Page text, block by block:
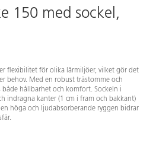
150 med sockel,
flexibilitet för olika lärmiljöer, vilket gör det
behov. Med en robust trästomme och
hållbarhet och komfort. Sockeln i
indragna kanter (1 cm i fram och bakkant)
höga och ljudabsorberande ryggen bidrar